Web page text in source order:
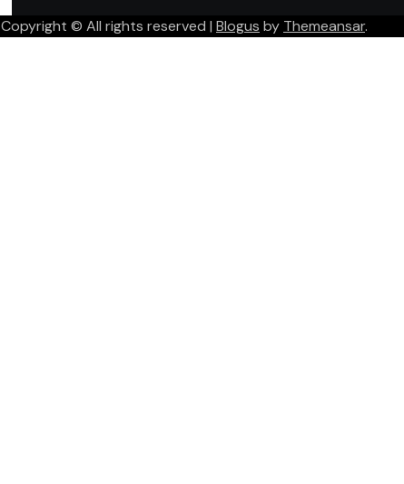
Copyright © All rights reserved | Blogus by Themeansar.